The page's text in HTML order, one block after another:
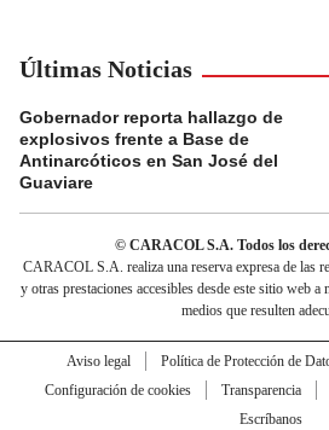
Últimas Noticias
Gobernador reporta hallazgo de
explosivos frente a Base de
Antinarcóticos en San José del
Guaviare
© CARACOL S.A. Todos los
CARACOL S.A. realiza una reserva expresa de las
y otras prestaciones accesibles desde este sitio web a
medios que resulten
Aviso legal Política de Protección de
Configuración de cookies
Transparencia
Escríbanos